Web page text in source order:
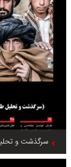
سرگذشت و